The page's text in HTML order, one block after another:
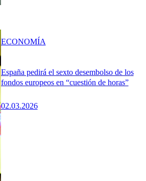
España pedirá el sexto desembolso de los
fondos europeos en “cuestión de horas”
02.03.2026
ECONOMÍA